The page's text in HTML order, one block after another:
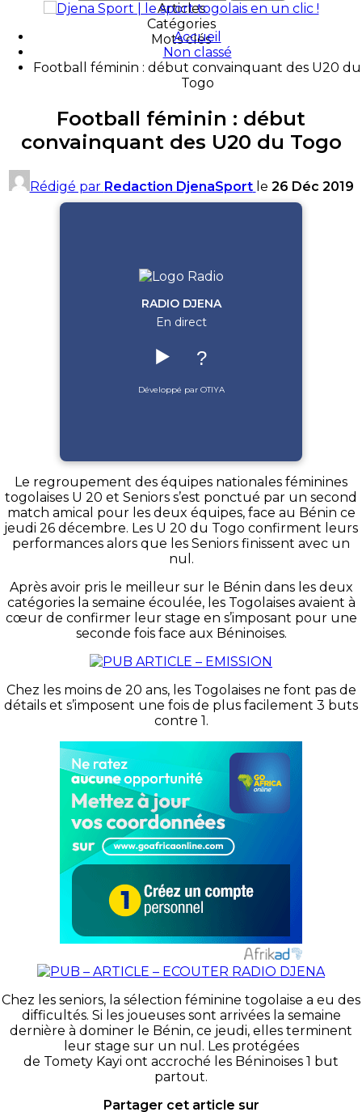
Articles
Catégories
Mots clés
Accueil
Non classé
Football féminin : début convainquant des U20 du
Togo
Football féminin : début
convainquant des U20 du Togo
Rédigé par Redaction DjenaSport le 26 Déc 2019
RADIO DJENA
En direct
▶️ ?
Développé par OTIYA
Le regroupement des équipes nationales féminines
togolaises U 20 et Seniors s’est ponctué par un second
match amical pour les deux équipes, face au Bénin ce
jeudi 26 décembre. Les U 20 du Togo confirment leurs
performances alors que les Seniors finissent avec un
nul.
Après avoir pris le meilleur sur le Bénin dans les deux
catégories la semaine écoulée, les Togolaises avaient à
cœur de confirmer leur stage en s’imposant pour une
seconde fois face aux Béninoises.
Chez les moins de 20 ans, les Togolaises ne font pas de
détails et s’imposent une fois de plus facilement 3 buts
contre 1.
Chez les seniors, la sélection féminine togolaise a eu des
difficultés. Si les joueuses sont arrivées la semaine
dernière à dominer le Bénin, ce jeudi, elles terminent
leur stage sur un nul. Les protégées
de Tomety Kayi ont accroché les Béninoises 1 but
partout.
Partager cet article sur